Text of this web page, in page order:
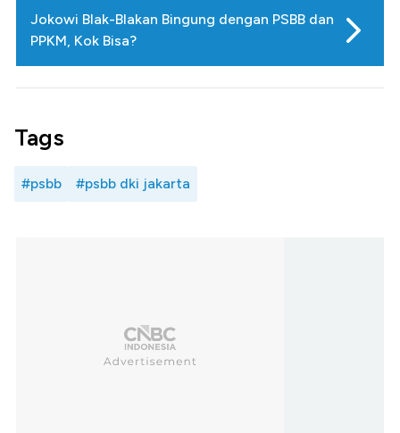
Jokowi Blak-Blakan Bingung dengan PSBB dan
PPKM, Kok Bisa?
Tags
#psbb #psbb dki jakarta